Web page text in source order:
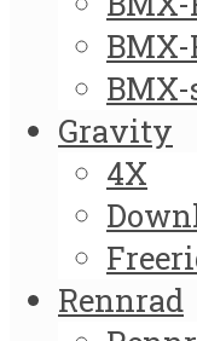
Gravity
4X
Rennrad